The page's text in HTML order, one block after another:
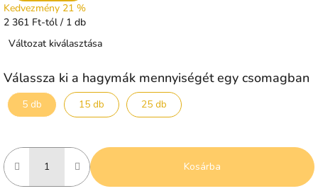
Kedvezmény 21 %
Egységár:
2 361 Ft-tól / 1 db
Változat kiválasztása
Válassza ki a hagymák mennyiségét egy csomagban
5 db 15 db 25 db
Kosárba